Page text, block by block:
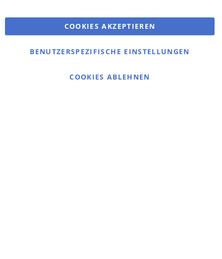
Bestellungen und Rücksendungen
Kontaktieren Sie uns
Cookie Einstellungen
COOKIES AKZEPTIEREN
BENUTZERSPEZIFISCHE EINSTELLUNGEN
COOKIES ABLEHNEN